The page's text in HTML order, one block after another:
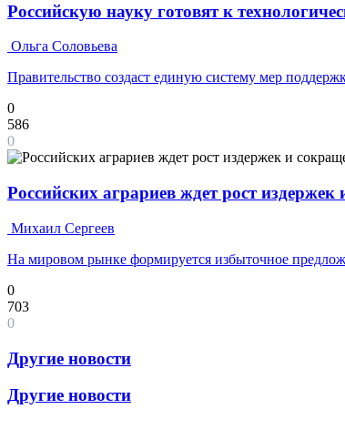
Российскую науку готовят к
Ольга Соловьева
Правительство создаст единую систему мер
0
586
0
Российских аграриев ждет рост
Михаил Сергеев
На мировом рынке формируется избыточное
0
703
0
Другие новости
Другие новости